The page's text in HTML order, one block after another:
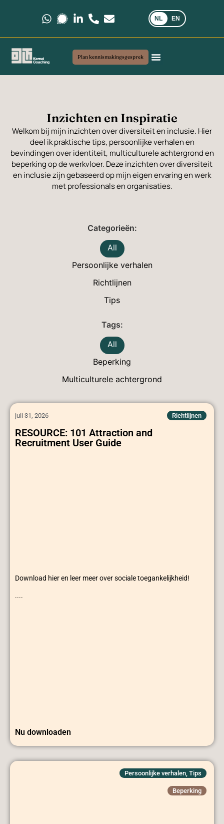
Stuur ons een bericht via WhatsApp.
Stuur ons een bericht via Signal.
Volg ons op LinkedIn.
Bel ons op +31 6 35 69 03 40
Stuur ons een e-mail via
NL EN
Plan kennismakingsgesprek
Inzichten en Inspiratie
Welkom bij mijn inzichten over diversiteit en inclusie. Hier
deel ik praktische tips, persoonlijke verhalen en
bevindingen over identiteit, multiculturele achtergrond en
beperking op de werkvloer. Deze inzichten over diversiteit
en inclusie zijn gebaseerd op mijn eigen ervaring en werk
met professionals en organisaties.
Persoonlijke verhalen
Richtlijnen
Tips
All
Beperking
Multiculturele achtergrond
All
Richtlijnen
juli 31, 2026
RESOURCE: 101 Attraction and
Recruitment User Guide
Download hier en leer meer over sociale toegankelijkheid!
....
Nu downloaden
Persoonlijke verhalen Tips
Beperking